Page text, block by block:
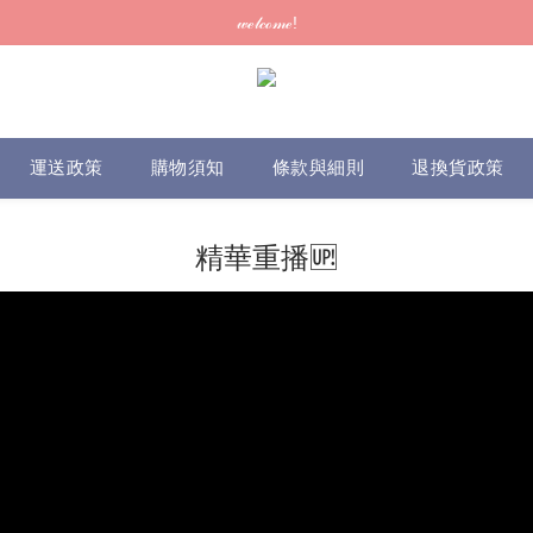
訂單可供取貨/發貨後會發出電郵通知，請填妥正確資料 (*通知以電郵為
𝓌ℯ𝓁𝒸ℴ𝓂ℯ!
訂單可供取貨/發貨後會發出電郵通知，請填妥正確資料 (*通知以電郵為
運送政策 購物須知 條款與細則 退換貨政策
精華重播🆙